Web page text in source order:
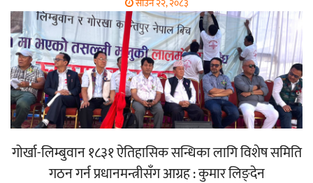
गोर्खा-लिम्बुवान १८३१ ऐतिहासिक सन्धिका लागि विशेष समिति
गठन गर्न प्रधानमन्त्रीसँग आग्रह : कुमार लिङ्देन